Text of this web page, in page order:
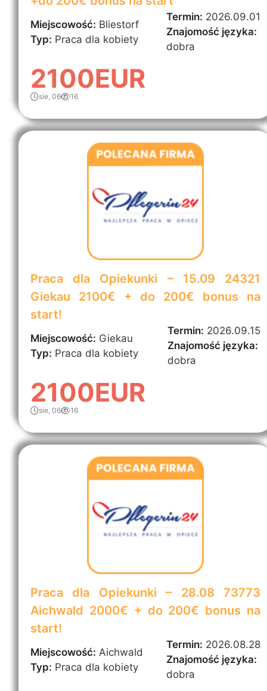
Miejscowość: Bliestorf
Typ: Praca dla kobiety
Termin: 2026.09.01
Znajomość języka:
dobra
2100EUR
sie, 06 16
Praca dla Opiekunki – 15.09 24321
Giekau 2100€ + do 200€ bonus na
start!
Miejscowość: Giekau
Typ: Praca dla kobiety
Termin: 2026.09.15
Znajomość języka:
dobra
2100EUR
sie, 06 16
Praca dla Opiekunki – 28.08 73773
Aichwald 2000€ + do 200€ bonus na
start!
Miejscowość: Aichwald
Typ: Praca dla kobiety
Termin: 2026.08.28
Znajomość języka:
dobra